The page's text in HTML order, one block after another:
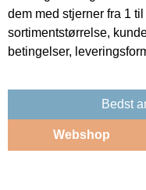
dem med stjerner fra 1
sortimentstørrelse,
betingelser,
Bedst
Webshop